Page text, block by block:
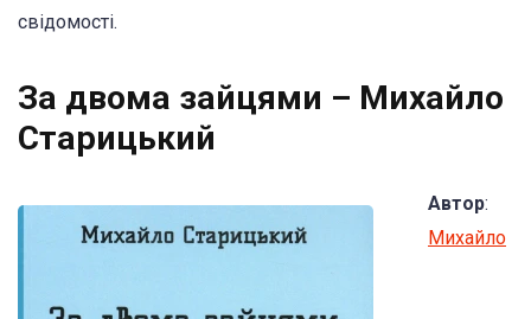
свідомості.
За двома зайцями – Михайло
Старицький
Автор:
Михайло